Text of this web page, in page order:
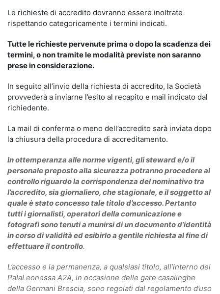
Le richieste di accredito dovranno essere inoltrate
rispettando categoricamente i termini indicati.
Tutte le richieste pervenute prima o dopo la scadenza dei
termini, o non tramite le modalità previste non saranno
prese in considerazione.
In seguito all’invio della richiesta di accredito, la Società
provvederà a inviarne l’esito al recapito e mail indicato dal
richiedente.
La mail di conferma o meno dell’accredito sarà inviata dopo
la chiusura della procedura di accreditamento.
In ottemperanza alle norme vigenti, gli steward e/o il
personale preposto alla sicurezza potranno procedere al
controllo riguardo la corrispondenza del nominativo tra
l’accredito, sia giornaliero, che stagionale, e il soggetto al
quale è stato concesso tale titolo d’accesso. Pertanto
tutti i giornalisti, operatori della comunicazione e
fotografi sono tenuti a munirsi di un documento d’identità
in corso di validità ed esibirlo a gentile richiesta al fine di
effettuare il controllo.
L’accesso e la permanenza, a qualsiasi titolo, all’interno del
PalaLeonessa A2A, in occasione delle gare casalinghe
della Germani Brescia, sono regolati dal regolamento d’uso